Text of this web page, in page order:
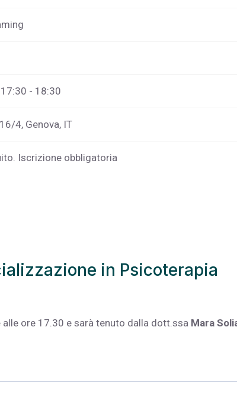
- 18:30
4, Genova, IT
Iscrizione obbligatoria
in Psicoterapia
ore 17.30 e sarà tenuto dalla dott.ssa Mara